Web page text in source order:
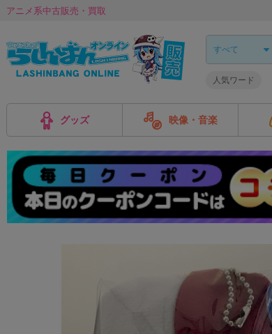
アニメ系中古販売・買取
人気ワード
グッズ 映像・音楽